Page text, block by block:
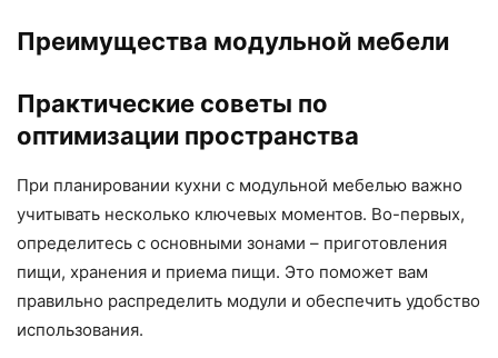
Преимущества модульной мебели
Практические советы по
оптимизации пространства
При планировании кухни с модульной мебелью важно
учитывать несколько ключевых моментов. Во-первых,
определитесь с основными зонами – приготовления
пищи, хранения и приема пищи. Это поможет вам
правильно распределить модули и обеспечить удобство
использования.